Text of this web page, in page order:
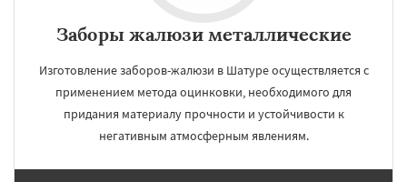
Заборы жалюзи металлические
Изготовление заборов-жалюзи в Шатуре осуществляется с
применением метода оцинковки, необходимого для
придания материалу прочности и устойчивости к
негативным атмосферным явлениям.